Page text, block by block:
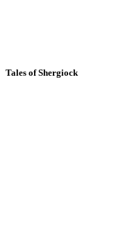
Tales of Shergiock